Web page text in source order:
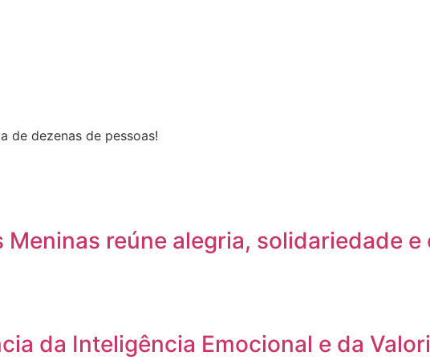
de dezenas de pessoas!
Meninas reúne alegria, solidariedade
da Inteligência Emocional e da